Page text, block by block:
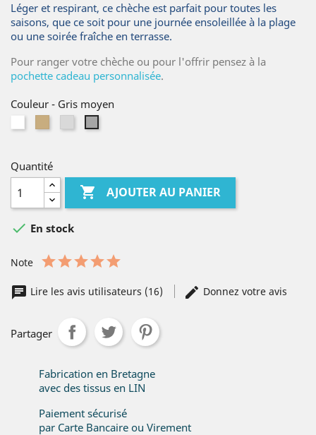
Léger et respirant, ce chèche est parfait pour toutes les
saisons, que ce soit pour une journée ensoleillée à la plage
ou une soirée fraîche en terrasse.
Pour ranger votre chèche ou pour l'offrir pensez à la
pochette cadeau personnalisée.
Couleur - Gris moyen
Quantité
 AJOUTER AU PANIER
 En stock
Note
Lire les avis utilisateurs (16) Donnez votre avis
Partager
Fabrication en Bretagne
avec des tissus en LIN
Paiement sécurisé
par Carte Bancaire ou Virement